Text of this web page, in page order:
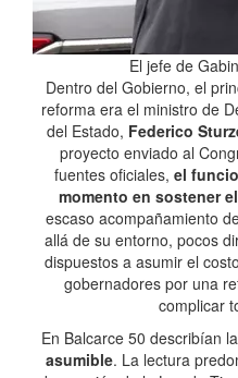
El jefe de
Dentro del Gobierno, el
reforma era el ministro de
del Estado, Federico
proyecto enviado al
fuentes oficiales, el
momento en sostener
escaso acompañamiento
allá de su entorno, pocos
dispuestos a asumir el
gobernadores por una
complicar
En Balcarce 50 describían
asumible. La lectura